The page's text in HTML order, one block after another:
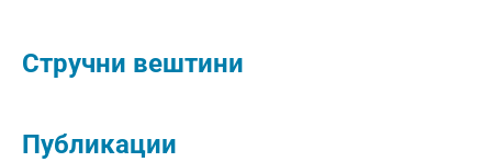
Стручни вештини
Публикации